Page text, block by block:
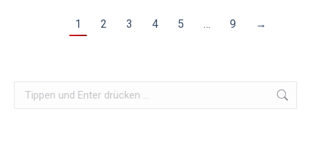
1 2 3 4 5 … 9 →
Search: